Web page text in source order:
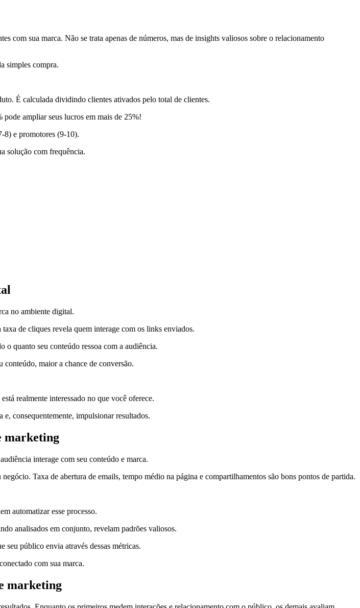
com sua marca. Não se trata apenas de números, mas de insights valiosos sobre o relacionamento
simples compra.
É calculada dividindo clientes ativados pelo total de clientes.
ampliar seus lucros em mais de 25%!
8) e promotores (9-10).
solução com frequência.
no ambiente digital.
de cliques revela quem interage com os links enviados.
o quanto seu conteúdo ressoa com a audiência.
maior a chance de conversão.
realmente interessado no que você oferece.
consequentemente, impulsionar resultados.
marketing
interage com seu conteúdo e marca.
Taxa de abertura de emails, tempo médio na página e compartilhamentos são bons pontos de partida.
automatizar esse processo.
analisados em conjunto, revelam padrões valiosos.
seu público envia através dessas métricas.
com sua marca.
marketing